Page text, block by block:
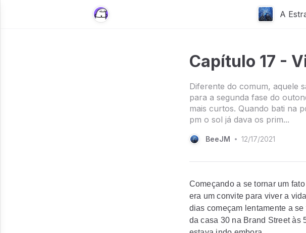
A
Capítulo 17 -
Diferente do comum, aquele
para a segunda fase do
mais curtos. Quando bati na
pm o sol já dava os prim...
BeeJM • 12/17/2021
Começando a se tornar um
era um convite para viver a
dias começam lentamente a
da casa 30 na Brand Street às